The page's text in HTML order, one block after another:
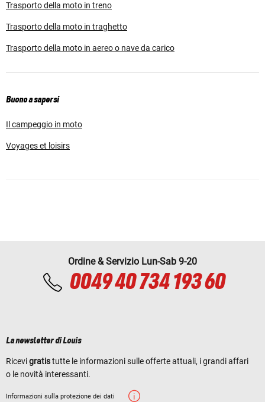
Trasporto della moto in treno
Trasporto della moto in traghetto
Trasporto della moto in aereo o nave da carico
Buono a sapersi
Il campeggio in moto
Voyages et loisirs
Ordine & Servizio Lun-Sab 9-20
0049 40 734 193 60
La newsletter di Louis
Ricevigratistutte le informazioni sulle offerte attuali, i grandi affari
o le novità interessanti.
Informazioni sulla protezione dei dati